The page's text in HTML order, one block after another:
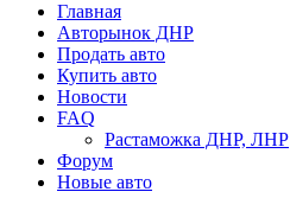
Главная
Авторынок ДНР
Продать авто
Купить авто
Новости
FAQ
Растаможка ДНР, ЛНР
Форум
Новые авто